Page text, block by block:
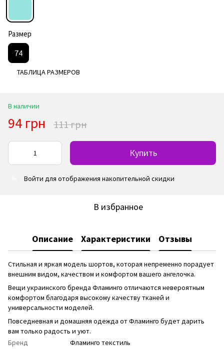
Размер
74
ТАБЛИЦА РАЗМЕРОВ
В наличии
94 грн 111 грн
Купить
Войти для отображения накопительной скидки
В избранное
Описание Характеристики Отзывы
Стильная и яркая модель шортов, которая непременно порадует
внешним видом, качеством и комфортом вашего ангелочка.
Вещи украинского бренда Фламинго отличаются невероятным
комфортом благодаря высокому качеству тканей и
универсальности моделей.
Повседневная и домашняя одежда от Фламинго будет дарить
вам только радость и уют.
Бренд
Фламинго текстиль